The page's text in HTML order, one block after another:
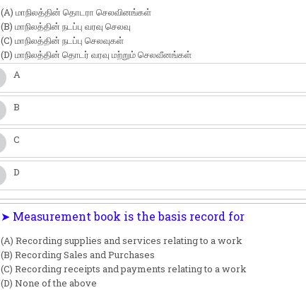
(A) மாநிலத்தின் தொடரா செலவினங்கள்
(B) மாநிலத்தின் நடப்பு வரவு செலவு
(C) மாநிலத்தின் நடப்பு செலவுகள்
(D) மாநிலத்தின் தொடர் வரவு மற்றும் செலவீனங்கள்
A
B
C
D
➤ Measurement book is the basis record for
(A) Recording supplies and services relating to a work
(B) Recording Sales and Purchases
(C) Recording receipts and payments relating to a work
(D) None of the above